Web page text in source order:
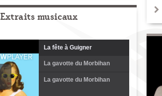
Extraits musicaux
La fête à Guigner
La gavotte du Morbihan
La gavotte du Morbihan